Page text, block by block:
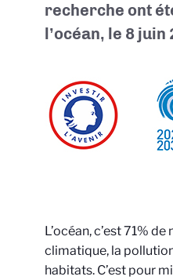
recherche ont
l’océan, le 8
L’océan, c’est 71%
climatique, la
habitats. C’est pour